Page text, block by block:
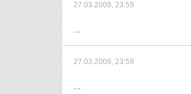
27.03.2009, 23:59
27.03.2009, 23:59